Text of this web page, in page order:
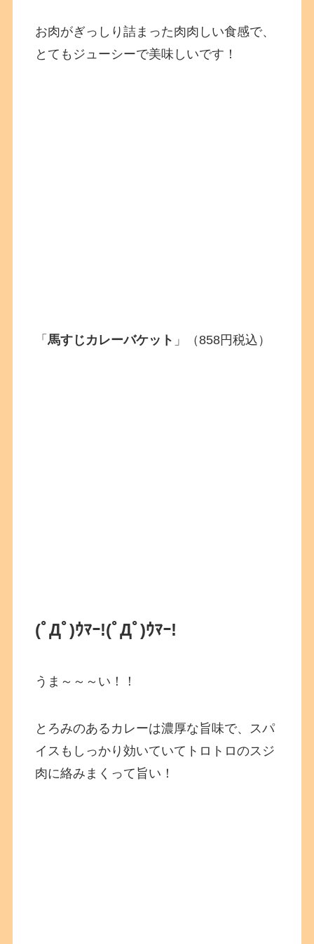
お肉がぎっしり詰まった肉肉しい食感で、
とてもジューシーで美味しいです！
「馬すじカレーバケット 」（858円税込）
(ﾟДﾟ)ｳﾏｰ!(ﾟДﾟ)ｳﾏｰ!
うま～～～い！！
とろみのあるカレーは濃厚な旨味で、スパ
イスもしっかり効いていてトロトロのスジ
肉に絡みまくって旨い！